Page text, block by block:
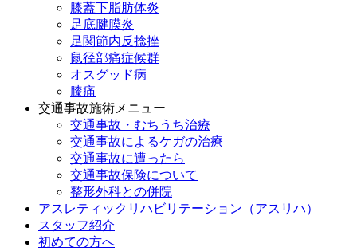
膝蓋下脂肪体炎
足底腱膜炎
足関節内反捻挫
鼠径部痛症候群
オスグッド病
膝痛
交通事故施術メニュー
交通事故・むちうち治療
交通事故によるケガの治療
交通事故に遭ったら
交通事故保険について
整形外科との併院
アスレティックリハビリテーション（アスリハ）
スタッフ紹介
初めての方へ